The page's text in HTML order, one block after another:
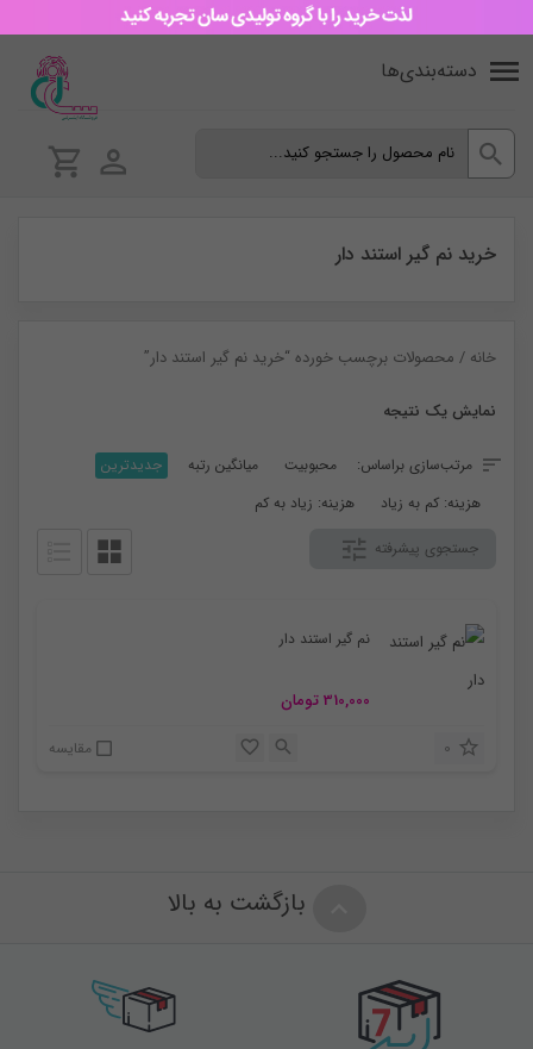
دسته‌بندی‌ها
خرید نم گیر استند دار
خانه / محصولات برچسب خورده “خرید نم گیر استند دار”
نمایش یک نتیجه
مرتب‌سازی براساس: محبوبیت میانگین رتبه
جدیدترین
هزینه: کم به زیاد
هزینه: زیاد به کم
جستجوی پیشرفته
نم گیر استند دار
310,000تومان
0
مقایسه
بازگشت به بالا